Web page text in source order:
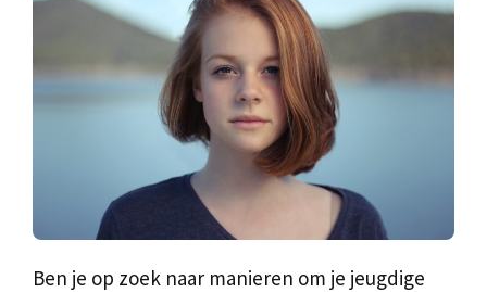
Ben je op zoek naar manieren om je jeugdige